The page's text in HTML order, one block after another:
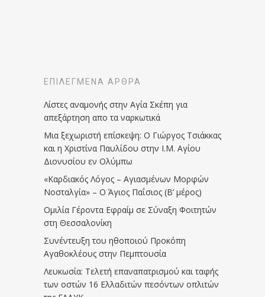
ΕΠΙΛΕΓΜΈΝΑ ΆΡΘΡΑ
Λίστες αναμονής στην Αγία Σκέπη για
απεξάρτηση απο τα ναρκωτικά
Μια ξεχωριστή επίσκεψη: Ο Γιώργος Τσιάκκας
και η Χριστίνα Παυλίδου στην Ι.Μ. Αγίου
Διονυσίου εν Ολύμπω
«Καρδιακός Λόγος – Αγιασμένων Μορφών
Νοσταλγία» – Ο Άγιος Παΐσιος (Β’ μέρος)
Ομιλία Γέροντα Εφραίμ σε Σύναξη Φοιτητών
στη Θεσσαλονίκη
Συνέντευξη του ηθοποιού Προκόπη
Αγαθοκλέους στην Πεμπτουσία
Λευκωσία: Τελετή επαναπατρισμού και ταφής
των οστών 16 Ελλαδιτών πεσόντων οπλιτών